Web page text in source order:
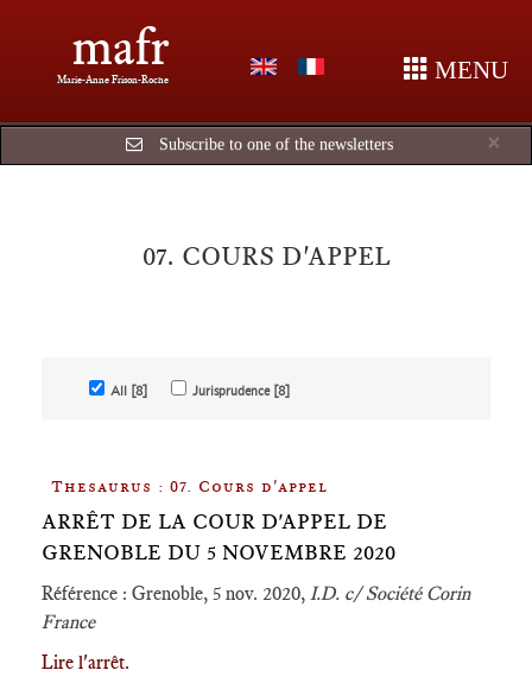
mafr
Marie-Anne Frison-Roche MENU
×
Subscribe to one of the newsletters
07. COURS D'APPEL
All [8] Jurisprudence [8]
Thesaurus : 07. Cours d'appel
ARRÊT DE LA COUR D'APPEL DE
GRENOBLE DU 5 NOVEMBRE 2020
Référence : Grenoble, 5 nov. 2020, I.D. c/ Société Corin
France
Lire l'arrêt.